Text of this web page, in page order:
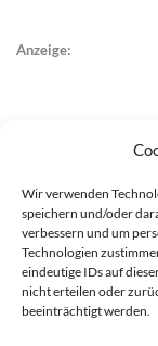
Wir verwenden
speichern und/oder
verbessern und um
Technologien
eindeutige IDs auf
nicht erteilen oder
beeinträchtigt werden.
Anzeige: